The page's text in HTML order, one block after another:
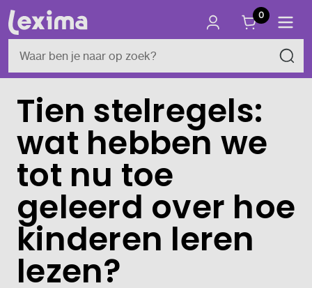
0
Tien stelregels:
wat hebben we
tot nu toe
geleerd over hoe
kinderen leren
lezen?